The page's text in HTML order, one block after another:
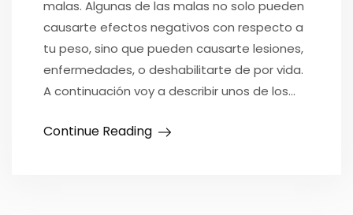
malas. Algunas de las malas no solo pueden
causarte efectos negativos con respecto a
tu peso, sino que pueden causarte lesiones,
enfermedades, o deshabilitarte de por vida.
A continuación voy a describir unos de los…
Continue Reading